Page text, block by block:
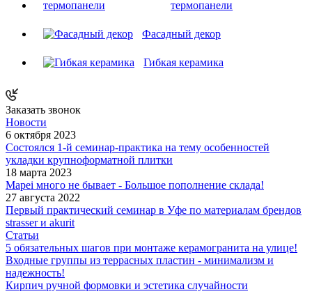
термопанели
Фасадный декор
Гибкая керамика
Заказать звонок
Новости
6 октября 2023
Состоялся 1-й семинар-практика на тему особенностей
укладки крупноформатной плитки
18 марта 2023
Mapei много не бывает - Большое пополнение склада!
27 августа 2022
Первый практический семинар в Уфе по материалам брендов
strasser и akurit
Статьи
5 обязательных шагов при монтаже керамогранита на улице!
Входные группы из террасных пластин - минимализм и
надежность!
Кирпич ручной формовки и эстетика случайности